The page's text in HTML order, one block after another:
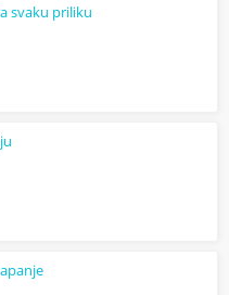
svaku priliku